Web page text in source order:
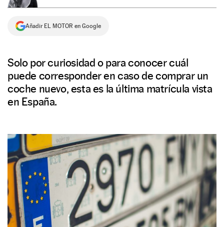
Añadir EL MOTOR en Google
Solo por curiosidad o para conocer cuál
puede corresponder en caso de comprar un
coche nuevo, esta es la última matrícula vista
en España.